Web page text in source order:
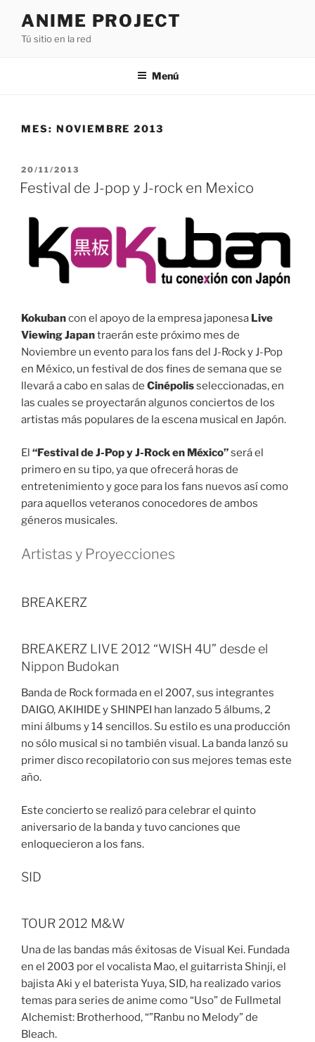
contenido
ANIME PROJECT
Tú sitio en la red
Menú
MES: NOVIEMBRE 2013
PUBLICADO
EL
20/11/2013
Festival de J-pop y J-rock en Mexico
Kokubancon el apoyo de la empresa japonesa Live
Viewing Japantraerán este próximo mes de
Noviembre un evento para los fans del J-Rock y J-Pop
en México, un festival de dos fines de semana que se
llevará a cabo en salas de Cinépolisseleccionadas, en
las cuales se proyectarán algunos conciertos de los
artistas más populares de la escena musical en Japón.
El “Festival de J-Pop y J-Rock en México”será el
primero en su tipo, ya que ofrecerá horas de
entretenimiento y goce para los fans nuevos así como
para aquellos veteranos conocedores de ambos
géneros musicales.
Artistas y Proyecciones
BREAKERZ
BREAKERZ LIVE 2012 “WISH 4U” desde el
Nippon Budokan
Banda de Rock formada en el 2007, sus integrantes
DAIGO, AKIHIDE y SHINPEI han lanzado 5 álbums, 2
mini álbums y 14 sencillos. Su estilo es una producción
no sólo musical si no también visual. La banda lanzó su
primer disco recopilatorio con sus mejores temas este
año.
Este concierto se realizó para celebrar el quinto
aniversario de la banda y tuvo canciones que
enloquecieron a los fans.
SID
TOUR 2012 M&W
Una de las bandas más éxitosas de Visual Kei. Fundada
en el 2003 por el vocalista Mao, el guitarrista Shinji, el
bajista Aki y el baterista Yuya, SID, ha realizado varios
temas para series de anime como “Uso” de Fullmetal
Alchemist: Brotherhood, “”Ranbu no Melody” de
Bleach.